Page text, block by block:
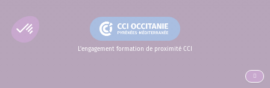
ALLER
L'engagement formation de proximité CCI